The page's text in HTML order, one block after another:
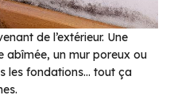
de l’extérieur. Une
abîmée, un mur poreux ou
les fondations… tout ça